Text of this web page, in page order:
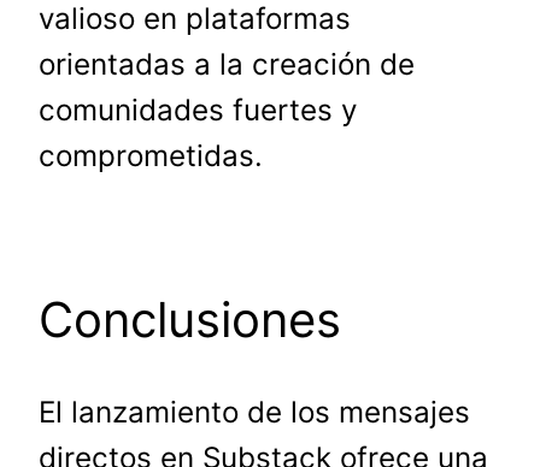
valioso en plataformas
orientadas a la creación de
comunidades fuertes y
comprometidas.
Conclusiones
El lanzamiento de los mensajes
directos en Substack ofrece una